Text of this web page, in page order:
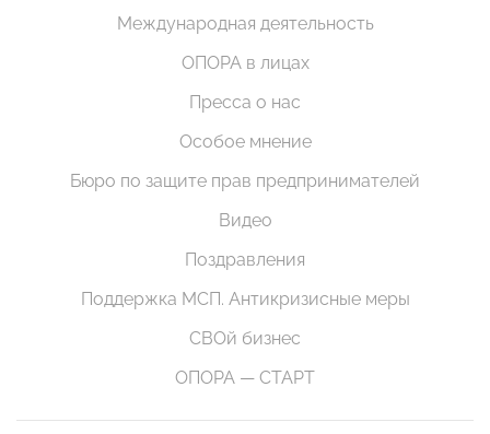
Международная деятельность
ОПОРА в лицах
Пресса о нас
Особое мнение
Бюро по защите прав предпринимателей
Видео
Поздравления
Поддержка МСП. Антикризисные меры
СВОй бизнес
ОПОРА — СТАРТ